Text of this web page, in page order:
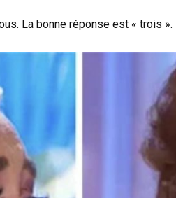
La bonne réponse est « trois ».